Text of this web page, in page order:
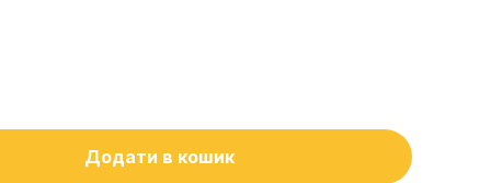
Додати в кошик